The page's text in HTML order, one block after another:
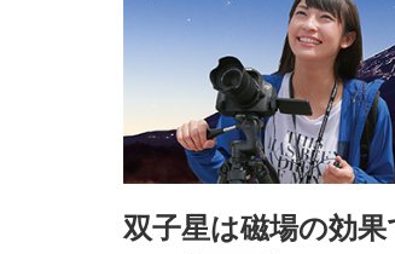
双子星は磁場の効果